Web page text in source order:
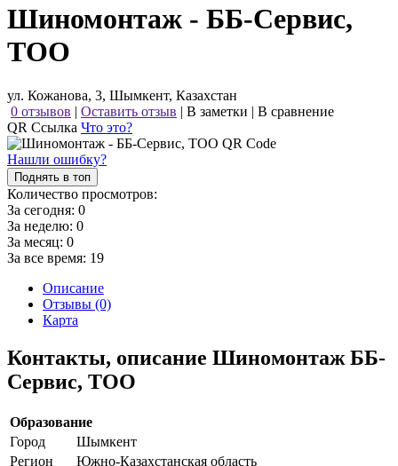
Шиномонтаж - ББ-Сервис,
ТОО
ул. Кожанова, 3, Шымкент, Казахстан
0 отзывов | Оставить отзыв | В заметки | В сравнение
QR Ссылка Что это?
Нашли ошибку?
Поднять в топ
Количество просмотров:
За сегодня: 0
За неделю: 0
За месяц: 0
За все время: 19
Описание
Отзывы (0)
Карта
Контакты, описание Шиномонтаж ББ-
Сервис, ТОО
Образование
Город
Шымкент
Регион
Южно-Казахстанская область